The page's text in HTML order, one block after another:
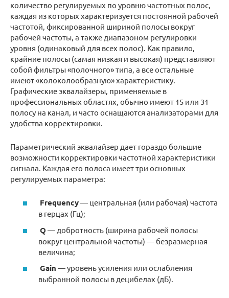
количество регулируемых по уровню частотных полос,
каждая из которых характеризуется постоянной рабочей
частотой, фиксированной шириной полосы вокруг
рабочей частоты, а также диапазоном регулировки
уровня (одинаковый для всех полос). Как правило,
крайние полосы (самая низкая и высокая) представляют
собой фильтры «полочного» типа, а все остальные
имеют «колоколообразную» характеристику.
Графические эквалайзеры, применяемые в
профессиональных областях, обычно имеют 15 или 31
полосу на канал, и часто оснащаются анализаторами для
удобства корректировки.
Параметрический эквалайзер дает гораздо большие
возможности корректировки частотной характеристики
сигнала. Каждая его полоса имеет три основных
регулируемых параметра:
Frequency— центральная (или рабочая) частота
в герцах (Гц);
Q — добротность (ширина рабочей полосы
вокруг центральной частоты) — безразмерная
величина;
Gain — уровень усиления или ослабления
выбранной полосы в децибелах (дБ).